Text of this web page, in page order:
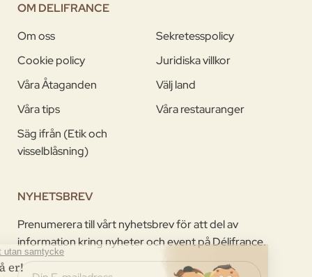
OM DELIFRANCE
Om oss
Sekretesspolicy
Cookie policy
Juridiska villkor
Våra Åtaganden
Välj land
Våra tips
Våra restauranger
Säg ifrån (Etik och
visselblåsning)
NYHETSBREV
Prenumerera till vårt nyhetsbrev för att del av
information kring nyheter och event på Délifrance.